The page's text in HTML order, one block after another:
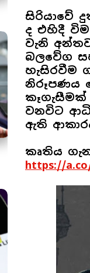
සිරියාවේ
ද එහිදී
වැනි
බලවේග
හැසිරවීම
නිරූපණය
වනවිට
ඇති
කෘතිය
https://